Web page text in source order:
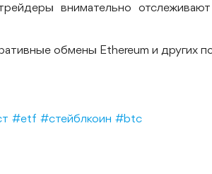
внимательно
обмены Ethereum и других
#etf #стейблкоин #btc